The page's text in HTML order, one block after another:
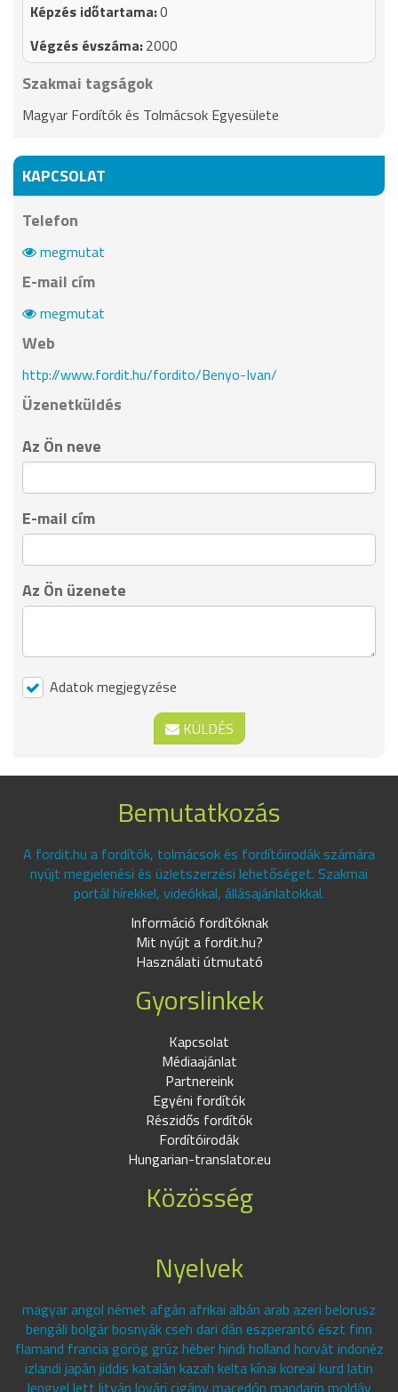
0
2000
Szakmai tagságok
Magyar Fordítók és Tolmácsok Egyesülete
KAPCSOLAT
Telefon
megmutat
E-mail cím
megmutat
Web
http://www.fordit.hu/fordito/Benyo-Ivan/
Üzenetküldés
Az Ön neve
E-mail cím
Az Ön üzenete
Adatok megjegyzése
KÜLDÉS
Bemutatkozás
A fordit.hu a fordítók, tolmácsok és fordítóirodák számára
nyújt megjelenési és üzletszerzési lehetőséget. Szakmai
portál hírekkel, videókkal, állásajánlatokkal.
Információ fordítóknak
Mit nyújt a fordit.hu?
Használati útmutató
Gyorslinkek
Kapcsolat
Médiaajánlat
Partnereink
Egyéni fordítók
Részidős fordítók
Fordítóirodák
Hungarian-translator.eu
Közösség
Nyelvek
magyar angol német afgán afrikai albán arab azeri belorusz
bengáli bolgár bosnyák cseh dari dán eszperantó észt finn
flamand francia görög grúz héber hindi holland horvát indonéz
izlandi japán jiddis katalán kazah kelta kínai koreai kurd latin
lengyel lett litván lovári cigány macedón mandarin moldáv